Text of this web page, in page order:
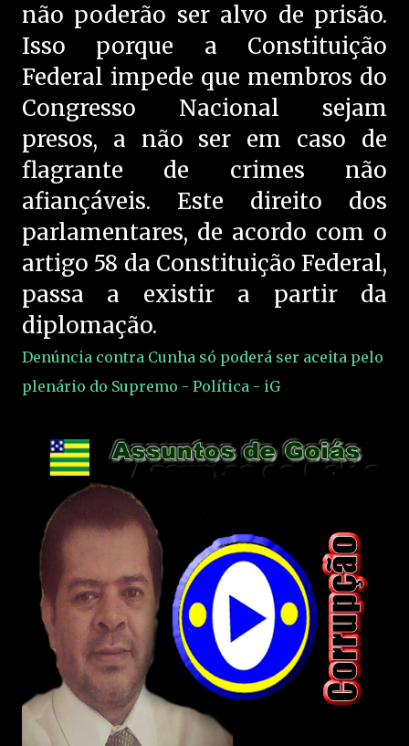
não poderão ser alvo de prisão.
Isso porque a Constituição
Federal impede que membros do
Congresso Nacional sejam
presos, a não ser em caso de
flagrante de crimes não
afiançáveis. Este direito dos
parlamentares, de acordo com o
artigo 58 da Constituição Federal,
passa a existir a partir da
diplomação.
Denúncia contra Cunha só poderá ser aceita pelo
plenário do Supremo - Política - iG